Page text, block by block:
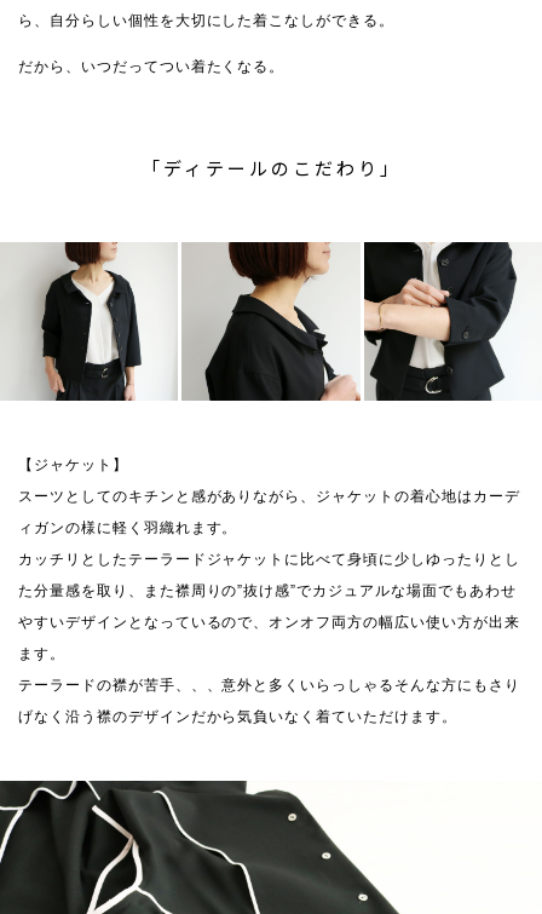
ら、自分らしい個性を大切にした着こなしができる。
だから、いつだってつい着たくなる。
「ディテールのこだわり」
【ジャケット】
スーツとしてのキチンと感がありながら、ジャケットの着心地はカーデ
ィガンの様に軽く羽織れます。
カッチリとしたテーラードジャケットに比べて身頃に少しゆったりとし
た分量感を取り、また襟周りの”抜け感”でカジュアルな場面でもあわせ
やすいデザインとなっているので、オンオフ両方の幅広い使い方が出来
ます。
テーラードの襟が苦手、、、意外と多くいらっしゃるそんな方にもさり
げなく沿う襟のデザインだから気負いなく着ていただけます。